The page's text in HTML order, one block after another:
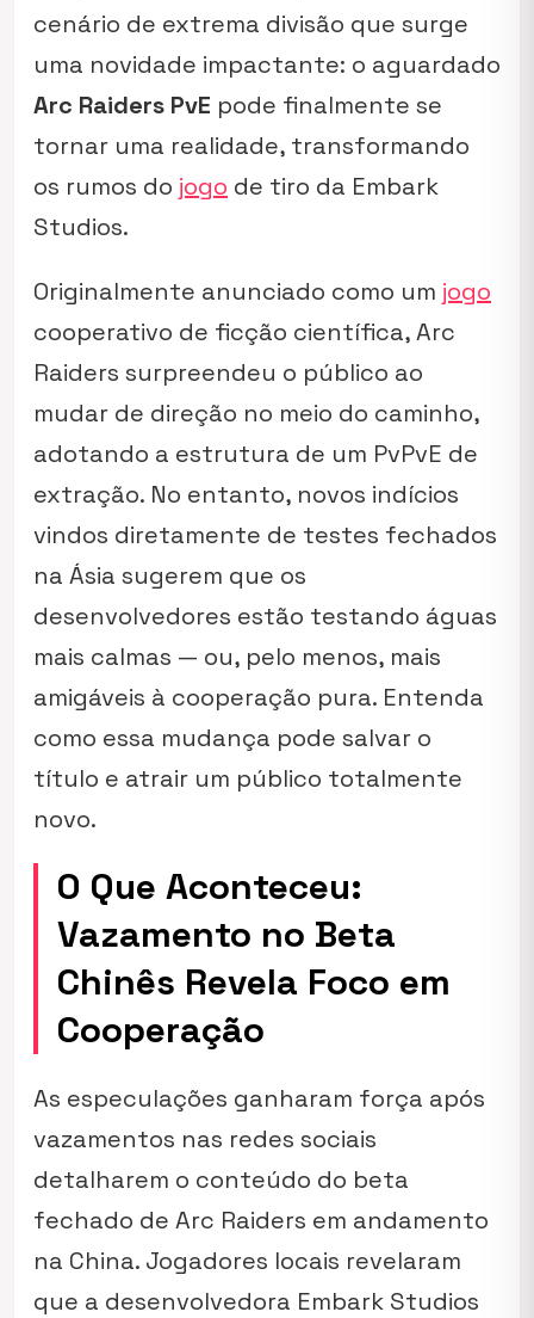
cenário de extrema divisão que surge
uma novidade impactante: o aguardado
Arc Raiders PvE pode finalmente se
tornar uma realidade, transformando
os rumos do jogo de tiro da Embark
Studios.
Originalmente anunciado como um jogo
cooperativo de ficção científica, Arc
Raiders surpreendeu o público ao
mudar de direção no meio do caminho,
adotando a estrutura de um PvPvE de
extração. No entanto, novos indícios
vindos diretamente de testes fechados
na Ásia sugerem que os
desenvolvedores estão testando águas
mais calmas — ou, pelo menos, mais
amigáveis à cooperação pura. Entenda
como essa mudança pode salvar o
título e atrair um público totalmente
novo.
O Que Aconteceu:
Vazamento no Beta
Chinês Revela Foco em
Cooperação
As especulações ganharam força após
vazamentos nas redes sociais
detalharem o conteúdo do beta
fechado de Arc Raiders em andamento
na China. Jogadores locais revelaram
que a desenvolvedora Embark Studios